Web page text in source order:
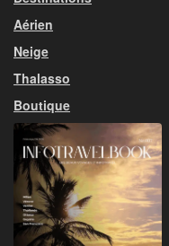
Aérien
Neige
Thalasso
Boutique